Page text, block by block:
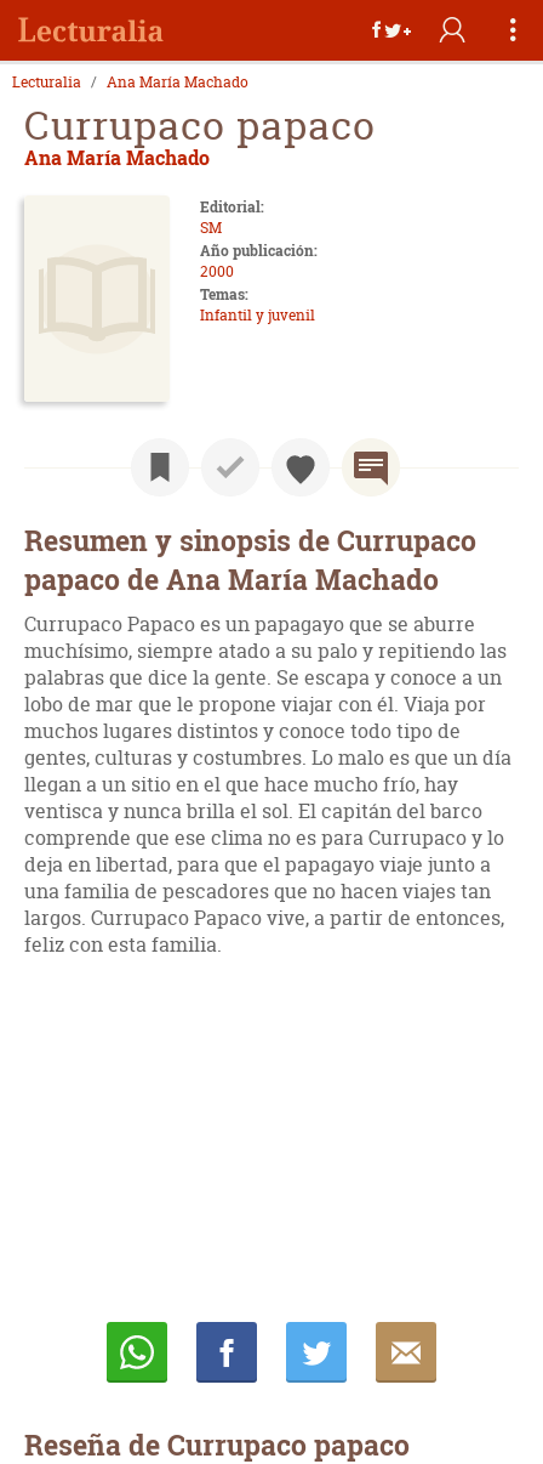
Lecturalia Ana María Machado
Currupaco papaco
Ana María Machado
Editorial:
SM
Año publicación:
2000
Temas:
Infantil y juvenil
Resumen y sinopsis de Currupaco
papaco de Ana María Machado
Currupaco Papaco es un papagayo que se aburre
muchísimo, siempre atado a su palo y repitiendo las
palabras que dice la gente. Se escapa y conoce a un
lobo de mar que le propone viajar con él. Viaja por
muchos lugares distintos y conoce todo tipo de
gentes, culturas y costumbres. Lo malo es que un día
llegan a un sitio en el que hace mucho frío, hay
ventisca y nunca brilla el sol. El capitán del barco
comprende que ese clima no es para Currupaco y lo
deja en libertad, para que el papagayo viaje junto a
una familia de pescadores que no hacen viajes tan
largos. Currupaco Papaco vive, a partir de entonces,
feliz con esta familia.
Reseña de Currupaco papaco